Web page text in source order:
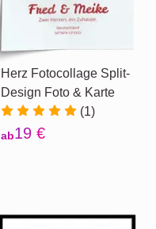
Herz Fotocollage Split-
Design Foto & Karte
(1)
ab19 €